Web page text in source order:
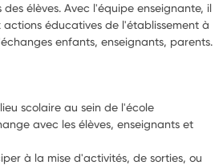
élèves. Avec l'équipe enseignante, il
éducatives de l'établissement à
enfants, enseignants, parents.
scolaire au sein de l'école
avec les élèves, enseignants et
à la mise d'activités, de sorties, ou